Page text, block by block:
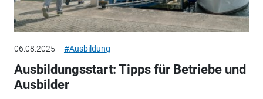
06.08.2025 #Ausbildung
Ausbildungsstart: Tipps für Betriebe und
Ausbilder